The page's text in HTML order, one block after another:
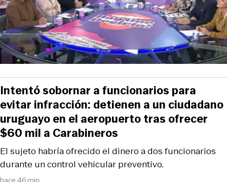
hace 46 min
El sujeto habría ofrecido el dinero a dos funcionarios
durante un control vehicular preventivo.
Intentó sobornar a funcionarios para
evitar infracción: detienen a un ciudadano
uruguayo en el aeropuerto tras ofrecer
$60 mil a Carabineros